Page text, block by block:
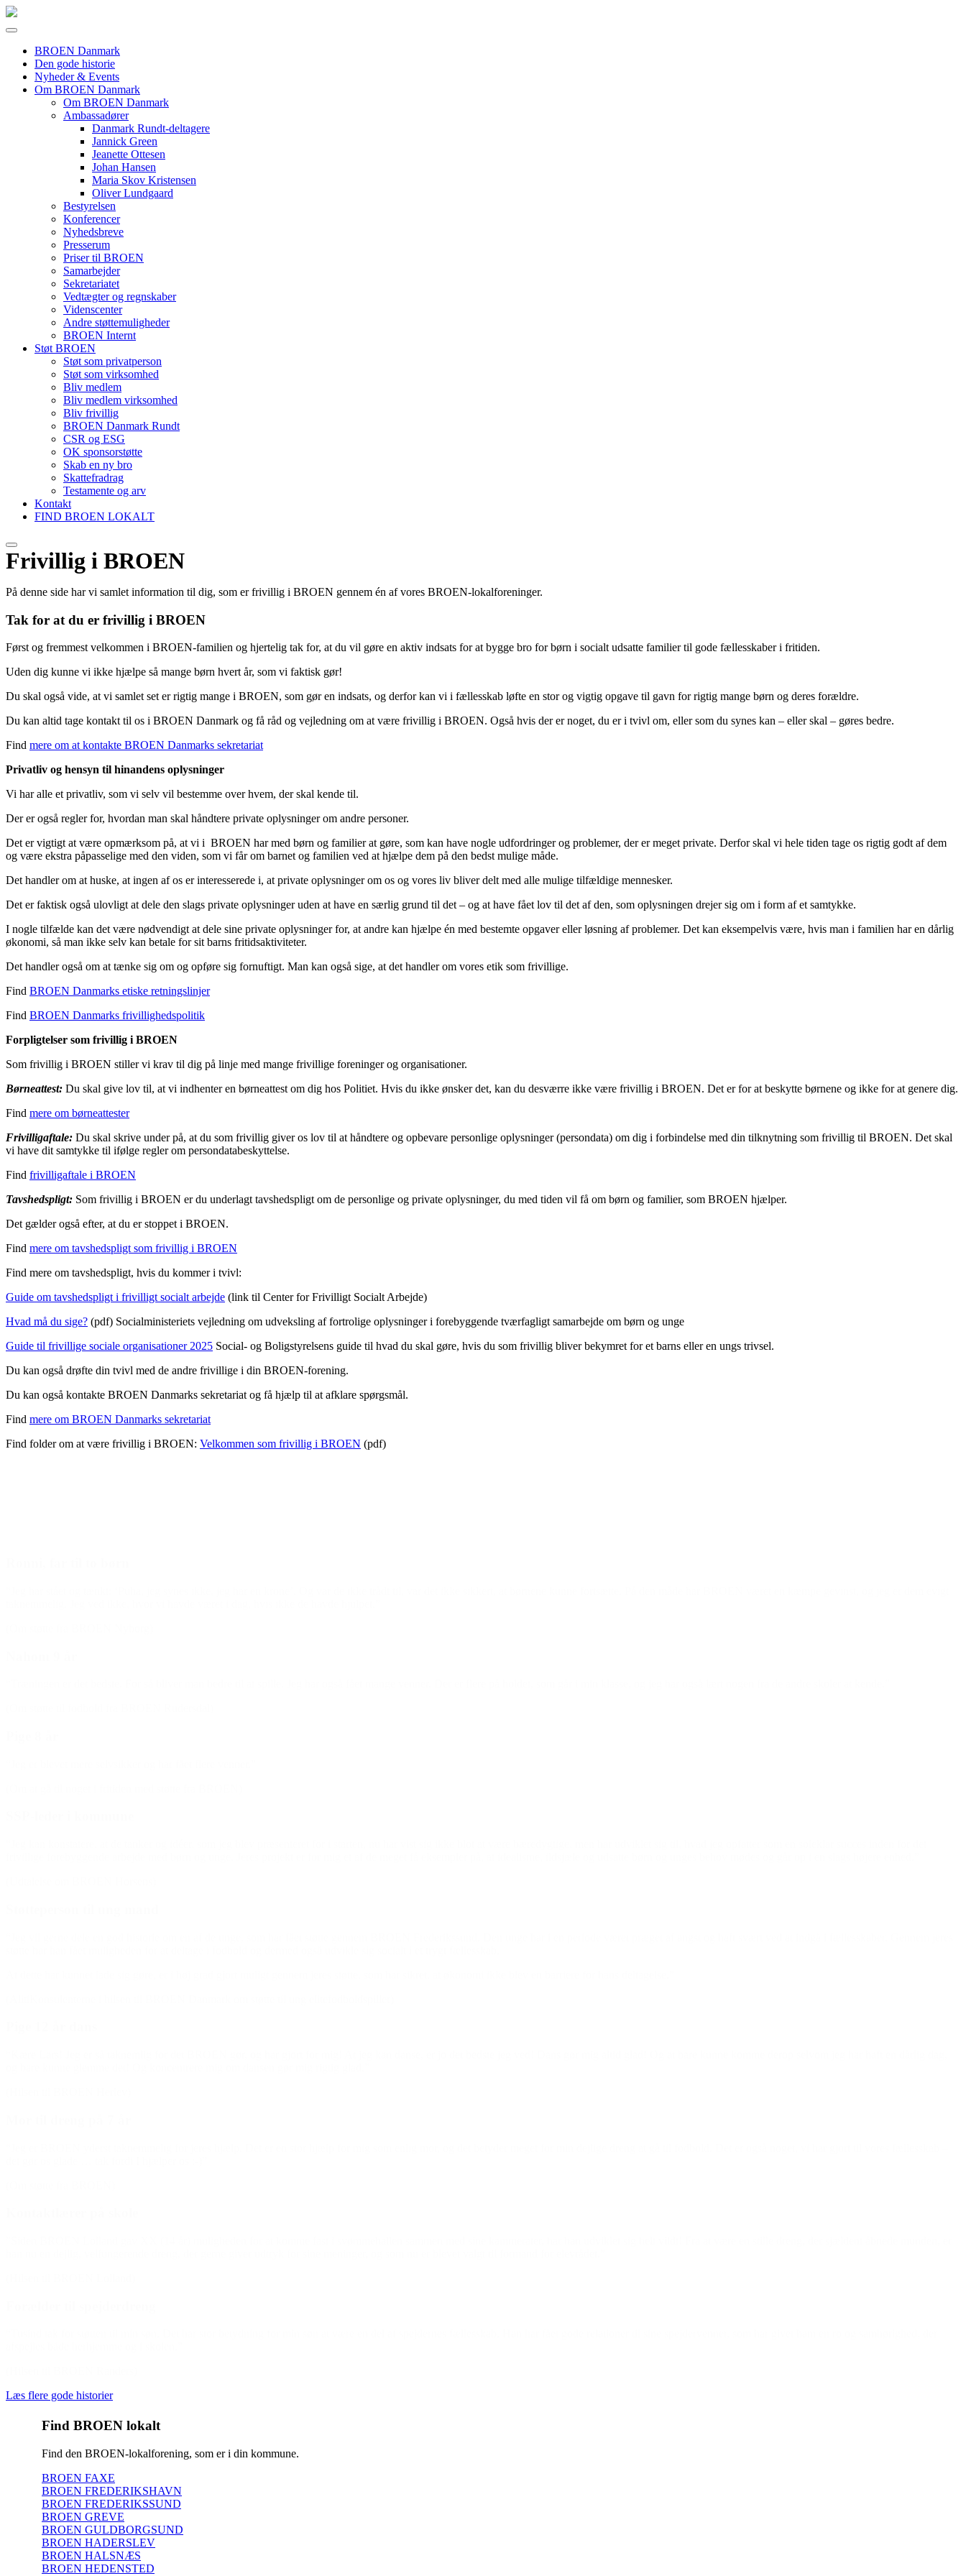
BROEN Danmark
Den gode historie
Nyheder & Events
Om BROEN Danmark
Om BROEN Danmark
Ambassadører
Danmark Rundt-deltagere
Jannick Green
Jeanette Ottesen
Johan Hansen
Maria Skov Kristensen
Oliver Lundgaard
Bestyrelsen
Konferencer
Nyhedsbreve
Presserum
Priser til BROEN
Samarbejder
Sekretariatet
Vedtægter og regnskaber
Videnscenter
Andre støttemuligheder
BROEN Internt
Støt BROEN
Støt som privatperson
Støt som virksomhed
Bliv medlem
Bliv medlem virksomhed
Bliv frivillig
BROEN Danmark Rundt
CSR og ESG
OK sponsorstøtte
Skab en ny bro
Skattefradrag
Testamente og arv
Kontakt
FIND BROEN LOKALT
Frivillig i BROEN
På denne side har vi samlet information til dig, som er frivillig i BROEN gennem én af vores BROEN-lokalforeninger.
Tak for at du er frivillig i BROEN
Først og fremmest velkommen i BROEN-familien og hjertelig tak for, at du vil gøre en aktiv indsats for at bygge bro for børn i socialt udsatte familier til gode fællesskaber i fritiden.
Uden dig kunne vi ikke hjælpe så mange børn hvert år, som vi faktisk gør!
Du skal også vide, at vi samlet set er rigtig mange i BROEN, som gør en indsats, og derfor kan vi i fællesskab løfte en stor og vigtig opgave til gavn for rigtig mange børn og deres forældre.
Du kan altid tage kontakt til os i BROEN Danmark og få råd og vejledning om at være frivillig i BROEN. Også hvis der er noget, du er i tvivl om, eller som du synes kan – eller skal – gøres bedre.
Find mere om at kontakte BROEN Danmarks sekretariat
Privatliv og hensyn til hinandens oplysninger
Vi har alle et privatliv, som vi selv vil bestemme over hvem, der skal kende til.
Der er også regler for, hvordan man skal håndtere private oplysninger om andre personer.
Det er vigtigt at være opmærksom på, at vi i BROEN har med børn og familier at gøre, som kan have nogle udfordringer og problemer, der er meget private. Derfor skal vi hele tiden tage os rigtig godt af dem
og være ekstra påpasselige med den viden, som vi får om barnet og familien ved at hjælpe dem på den bedst mulige måde.
Det handler om at huske, at ingen af os er interesserede i, at private oplysninger om os og vores liv bliver delt med alle mulige tilfældige mennesker.
Det er faktisk også ulovligt at dele den slags private oplysninger uden at have en særlig grund til det – og at have fået lov til det af den, som oplysningen drejer sig om i form af et samtykke.
I nogle tilfælde kan det være nødvendigt at dele sine private oplysninger for, at andre kan hjælpe én med bestemte opgaver eller løsning af problemer. Det kan eksempelvis være, hvis man i familien har en dårlig
økonomi, så man ikke selv kan betale for sit barns fritidsaktiviteter.
Det handler også om at tænke sig om og opføre sig fornuftigt. Man kan også sige, at det handler om vores etik som frivillige.
Find BROEN Danmarks etiske retningslinjer
Find BROEN Danmarks frivillighedspolitik
Forpligtelser som frivillig i BROEN
Som frivillig i BROEN stiller vi krav til dig på linje med mange frivillige foreninger og organisationer.
Børneattest: Du skal give lov til, at vi indhenter en børneattest om dig hos Politiet. Hvis du ikke ønsker det, kan du desværre ikke være frivillig i BROEN. Det er for at beskytte børnene og ikke for at genere dig.
Find mere om børneattester
Frivilligaftale: Du skal skrive under på, at du som frivillig giver os lov til at håndtere og opbevare personlige oplysninger (persondata) om dig i forbindelse med din tilknytning som frivillig til BROEN. Det skal
vi have dit samtykke til ifølge regler om persondatabeskyttelse.
Find frivilligaftale i BROEN
Tavshedspligt: Som frivillig i BROEN er du underlagt tavshedspligt om de personlige og private oplysninger, du med tiden vil få om børn og familier, som BROEN hjælper.
Det gælder også efter, at du er stoppet i BROEN.
Find mere om tavshedspligt som frivillig i BROEN
Find mere om tavshedspligt, hvis du kommer i tvivl:
Guide om tavshedspligt i frivilligt socialt arbejde (link til Center for Frivilligt Socialt Arbejde)
Hvad må du sige? (pdf) Socialministeriets vejledning om udveksling af fortrolige oplysninger i forebyggende tværfagligt samarbejde om børn og unge
Guide til frivillige sociale organisationer 2025 Social- og Boligstyrelsens guide til hvad du skal gøre, hvis du som frivillig bliver bekymret for et barns eller en ungs trivsel.
Du kan også drøfte din tvivl med de andre frivillige i din BROEN-forening.
Du kan også kontakte BROEN Danmarks sekretariat og få hjælp til at afklare spørgsmål.
Find mere om BROEN Danmarks sekretariat
Find folder om at være frivillig i BROEN: Velkommen som frivillig i BROEN (pdf)
Læs flere gode historier
Find BROEN lokalt
Find den BROEN-lokalforening, som er i din kommune.
BROEN FAXE
BROEN FREDERIKSHAVN
BROEN FREDERIKSSUND
BROEN GREVE
BROEN GULDBORGSUND
BROEN HADERSLEV
BROEN HALSNÆS
BROEN HEDENSTED